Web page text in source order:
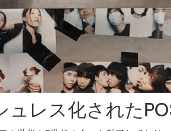
ュレス化された